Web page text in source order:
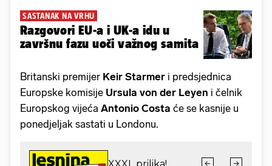
SASTANAK NA VRHU
Razgovori EU-a i UK-a idu u
završnu fazu uoči važnog samita
Britanski premijer Keir Starmer i predsjednica
Europske komisije Ursula von der Leyen i čelnik
Europskog vijeća Antonio Costa će se kasnije u
ponedjeljak sastati u Londonu.